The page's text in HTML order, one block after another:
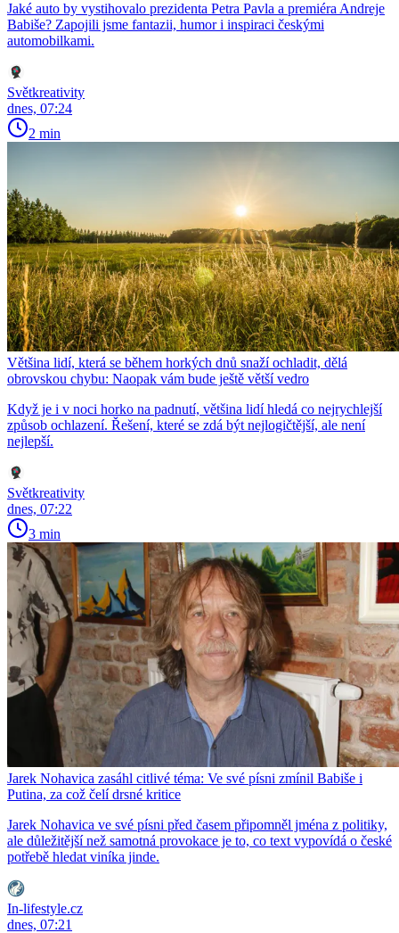
Jaké auto by vystihovalo prezidenta Petra Pavla a premiéra Andreje
Babiše? Zapojili jsme fantazii, humor i inspiraci českými
automobilkami.
Světkreativity
dnes, 07:24
2 min
Většina lidí, která se během horkých dnů snaží ochladit, dělá
obrovskou chybu: Naopak vám bude ještě větší vedro
Když je i v noci horko na padnutí, většina lidí hledá co nejrychlejší
způsob ochlazení. Řešení, které se zdá být nejlogičtější, ale není
nejlepší.
Světkreativity
dnes, 07:22
3 min
Jarek Nohavica zasáhl citlivé téma: Ve své písni zmínil Babiše i
Putina, za což čelí drsné kritice
Jarek Nohavica ve své písni před časem připomněl jména z politiky,
ale důležitější než samotná provokace je to, co text vypovídá o české
potřebě hledat viníka jinde.
In-lifestyle.cz
dnes, 07:21